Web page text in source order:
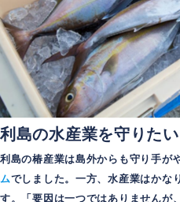
利島の水産業を守りたい
利島の椿産業は島外からも守り手が
ムでしました。一方、水産業はかな
す。「要因は一つではありませんが